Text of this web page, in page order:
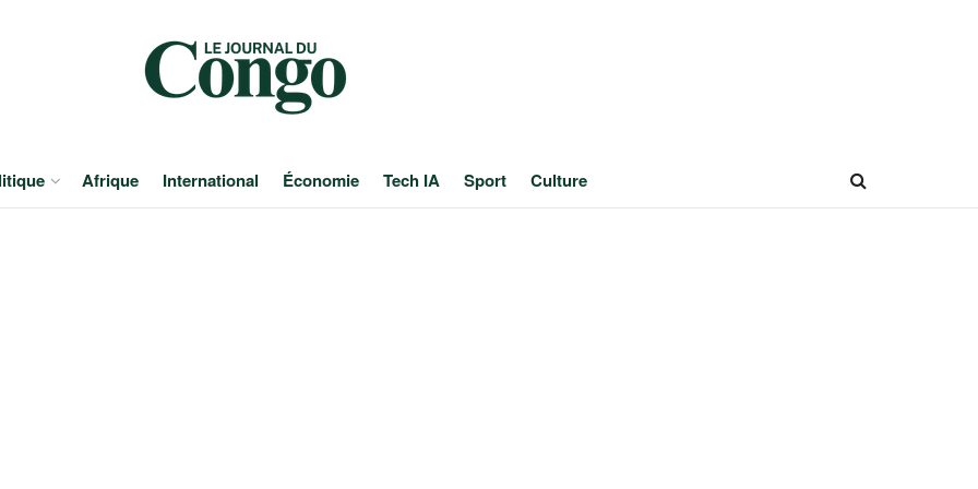
Afrique International Économie Tech IA Sport Culture